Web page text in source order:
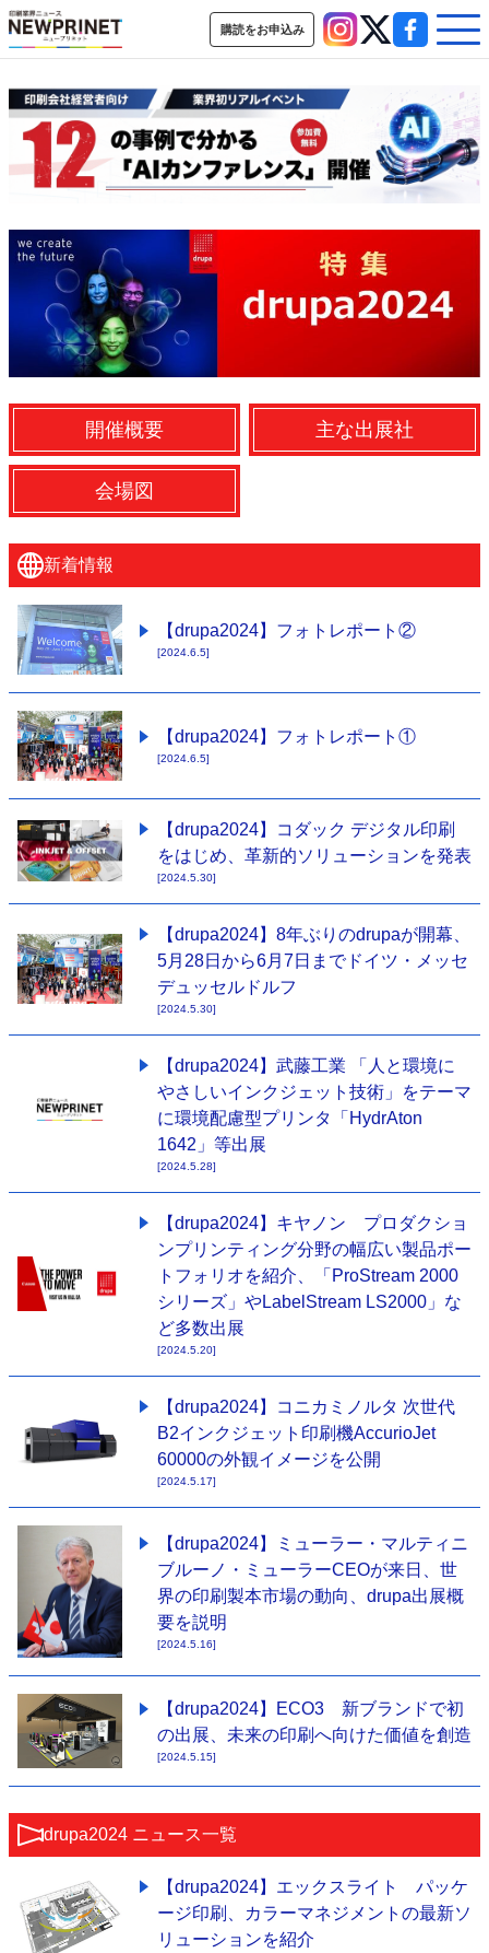
購読をお申込み
インデックス
TOP
新着記事 特集記事
動画コンテンツ
インタビュー
コレクション
カテゴリー一覧
新商品 新製品 ＡＩ・デジタル デジタル印刷
印刷通販
SDGs・地域
ポストプレス ビジネス イベント 信用情報
業界
市場・統計
人事・移転・異動・訃報
特集記事カテゴリー一覧
2022 見える化・MIS特集
特集・デジタル印刷 アイデアで勝負！ ～多様なビジネス・多彩な商材～
JAPAN PACK 2023 特集
中古印刷機・製本機特集
特集・デジタル印刷 ～ 新成長軌道を描く
案内
発刊案内
運営
会社案内
購読・購入申し込み
開催概要 主な出展社
会場図
新着情報
【drupa2024】フォトレポート②
[2024.6.5]
【drupa2024】フォトレポート①
[2024.6.5]
【drupa2024】コダック デジタル印刷
をはじめ、革新的ソリューションを発表
[2024.5.30]
【drupa2024】8年ぶりのdrupaが開幕、
5月28日から6月7日までドイツ・メッセ
デュッセルドルフ
[2024.5.30]
【drupa2024】武藤工業 「人と環境に
やさしいインクジェット技術」をテーマ
に環境配慮型プリンタ「HydrAton
1642」等出展
[2024.5.28]
【drupa2024】キヤノン プロダクショ
ンプリンティング分野の幅広い製品ポー
トフォリオを紹介、「ProStream 2000
シリーズ」やLabelStream LS2000」な
ど多数出展
[2024.5.20]
【drupa2024】コニカミノルタ 次世代
B2インクジェット印刷機AccurioJet
60000の外観イメージを公開
[2024.5.17]
【drupa2024】ミューラー・マルティニ
ブルーノ・ミューラーCEOが来日、世
界の印刷製本市場の動向、drupa出展概
要を説明
[2024.5.16]
【drupa2024】ECO3 新ブランドで初
の出展、未来の印刷へ向けた価値を創造
[2024.5.15]
drupa2024 ニュース一覧
【drupa2024】エックスライト パッケ
ージ印刷、カラーマネジメントの最新ソ
リューションを紹介